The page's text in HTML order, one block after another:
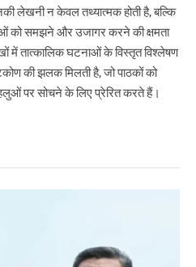
लेखनी न केवल तथ्यात्मक होती है, बल्कि
को समझने और उजागर करने की क्षमता
में तात्कालिक घटनाओं के विस्तृत विश्लेषण
की झलक मिलती है, जो पाठकों को
पर सोचने के लिए प्रेरित करते हैं।